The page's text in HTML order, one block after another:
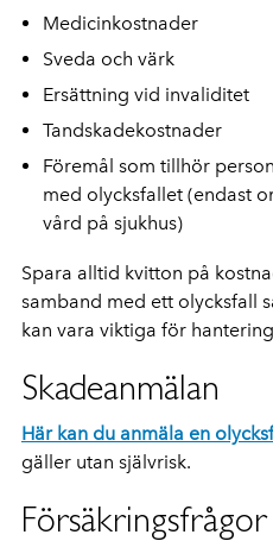
Medicinkostnader
Sveda och värk
Ersättning vid invaliditet
Tandskadekostnader
Föremål som tillhör
med olycksfallet (endast
vård på sjukhus)
Spara alltid kvitton på
samband med ett olycksfall
kan vara viktiga för
Skadeanmälan
Här kan du anmäla en
gäller utan självrisk.
Försäkringsfrågor